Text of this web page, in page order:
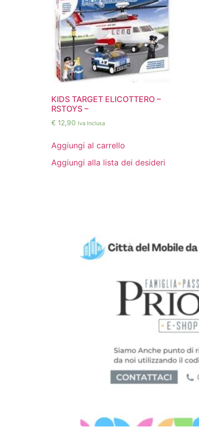
KIDS TARGET ELICOTTERO –
RSTOYS –
€ 12,90 Iva Inclusa
Aggiungi al carrello
Aggiungi alla lista dei desideri